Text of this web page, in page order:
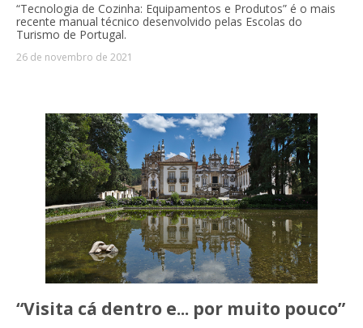
“Tecnologia de Cozinha: Equipamentos e Produtos” é o mais
recente manual técnico desenvolvido pelas Escolas do
Turismo de Portugal.
26 de novembro de 2021
“Visita cá dentro e... por muito pouco”